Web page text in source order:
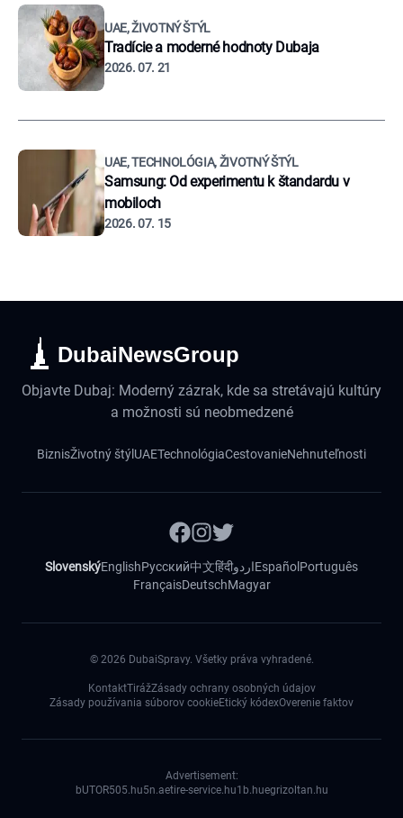
UAE, ŽIVOTNÝ ŠTÝL
Tradície a moderné hodnoty Dubaja
2026. 07. 21
UAE, TECHNOLÓGIA, ŽIVOTNÝ ŠTÝL
Samsung: Od experimentu k štandardu v
mobiloch
2026. 07. 15
DubaiNewsGroup
Objavte Dubaj: Moderný zázrak, kde sa stretávajú kultúry
a možnosti sú neobmedzené
BiznisŽivotný štýl UAETechnológiaCestovanieNehnuteľnosti
SlovenskýEnglishРусский中文हिंदीاردوEspañol Português
FrançaisDeutschMagyar
© 2026 DubaiSpravy. Všetky práva vyhradené.
KontaktTirážZásady ochrany osobných údajov
Zásady používania súborov cookieEtický kódexOverenie faktov
Advertisement:
bUTOR505.hu5n.aetire-service.hu1b.huegrizoltan.hu